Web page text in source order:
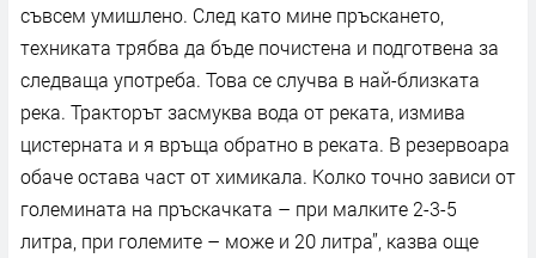
съвсем умишлено. След като мине пръскането,
техниката трябва да бъде почистена и подготвена за
следваща употреба. Това се случва в най-близката
река. Тракторът засмуква вода от реката, измива
цистерната и я връща обратно в реката. В резервоара
обаче остава част от химикала. Колко точно зависи от
големината на пръскачката – при малките 2-3-5
литра, при големите – може и 20 литра”, казва още